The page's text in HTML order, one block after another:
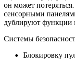
он может
сенсорными
дублируют функции
Системы
Блокировку